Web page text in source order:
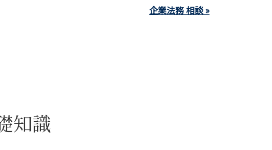
企業法務 相談 »
知識